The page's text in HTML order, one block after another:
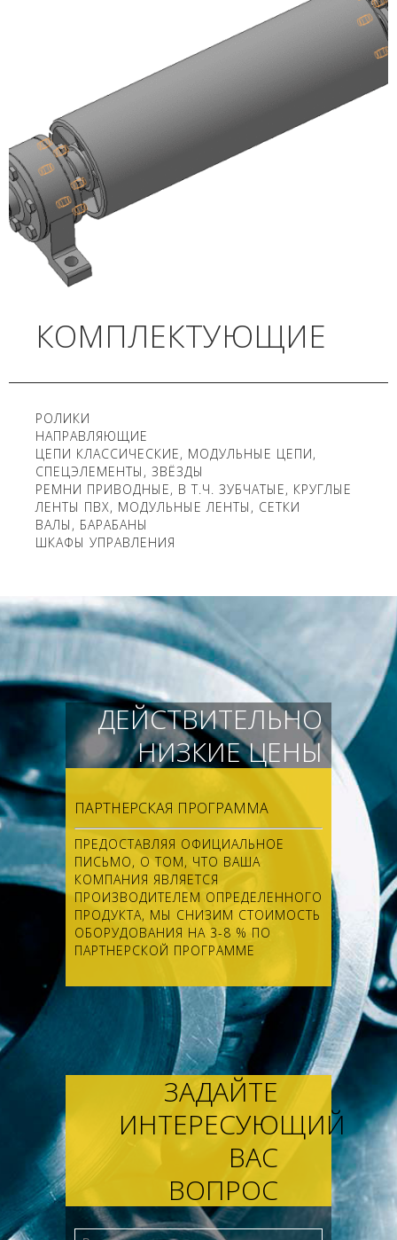
КОМПЛЕКТУЮЩИЕ
РОЛИКИ
НАПРАВЛЯЮЩИЕ
ЦЕПИ КЛАССИЧЕСКИЕ, МОДУЛЬНЫЕ ЦЕПИ,
СПЕЦЭЛЕМЕНТЫ, ЗВЁЗДЫ
РЕМНИ ПРИВОДНЫЕ, В Т.Ч. ЗУБЧАТЫЕ, КРУГЛЫЕ
ЛЕНТЫ ПВХ, МОДУЛЬНЫЕ ЛЕНТЫ, СЕТКИ
ВАЛЫ, БАРАБАНЫ
ШКАФЫ УПРАВЛЕНИЯ
ДЕЙСТВИТЕЛЬНО
НИЗКИЕ ЦЕНЫ
ПАРТНЕРСКАЯ ПРОГРАММА
ПРЕДОСТАВЛЯЯ ОФИЦИАЛЬНОЕ
ПИСЬМО, О ТОМ, ЧТО ВАША
КОМПАНИЯ ЯВЛЯЕТСЯ
ПРОИЗВОДИТЕЛЕМ ОПРЕДЕЛЕННОГО
ПРОДУКТА, МЫ СНИЗИМ СТОИМОСТЬ
ОБОРУДОВАНИЯ НА 3-8 % ПО
ПАРТНЕРСКОЙ ПРОГРАММЕ
ЗАДАЙТЕ
ИНТЕРЕСУЮЩИЙ
ВАС
ВОПРОС